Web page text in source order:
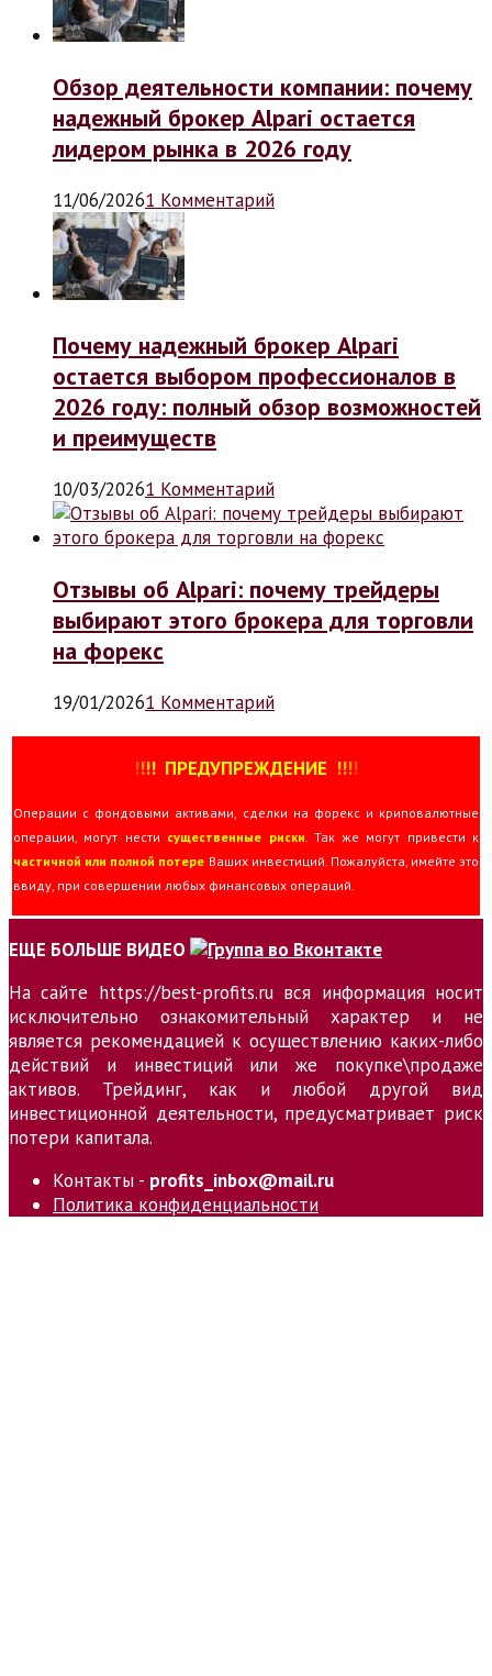
Обзор деятельности компании: почему
надежный брокер Alpari остается
лидером рынка в 2026 году
11/06/20261 Комментарий
Почему надежный брокер Alpari
остается выбором профессионалов в
2026 году: полный обзор возможностей
и преимуществ
10/03/20261 Комментарий
Отзывы об Alpari: почему трейдеры
выбирают этого брокера для торговли
на форекс
19/01/20261 Комментарий
!!!! ПРЕДУПРЕЖДЕНИЕ !!!!
Операции с фондовыми активами, сделки на форекс и криповалютные
операции, могут нести существенные риски. Так же могут привести к
частичной или полной потере Ваших инвестиций. Пожалуйста, имейте это
ввиду, при совершении любых финансовых операций.
ЕЩЕ БОЛЬШЕ ВИДЕО
На сайте https://best-profits.ru вся информация носит
исключительно ознакомительный характер и не
является рекомендацией к осуществлению каких-либо
действий и инвестиций или же покупке\продаже
активов. Трейдинг, как и любой другой вид
инвестиционной деятельности, предусматривает риск
потери капитала.
Контакты - profits_inbox@mail.ru
Политика конфиденциальности